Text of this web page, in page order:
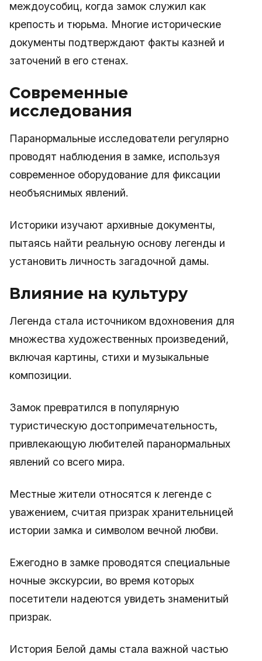
междоусобиц, когда замок служил как
крепость и тюрьма. Многие исторические
документы подтверждают факты казней и
заточений в его стенах.
Современные
исследования
Паранормальные исследователи регулярно
проводят наблюдения в замке, используя
современное оборудование для фиксации
необъяснимых явлений.
Историки изучают архивные документы,
пытаясь найти реальную основу легенды и
установить личность загадочной дамы.
Влияние на культуру
Легенда стала источником вдохновения для
множества художественных произведений,
включая картины, стихи и музыкальные
композиции.
Замок превратился в популярную
туристическую достопримечательность,
привлекающую любителей паранормальных
явлений со всего мира.
Местные жители относятся к легенде с
уважением, считая призрак хранительницей
истории замка и символом вечной любви.
Ежегодно в замке проводятся специальные
ночные экскурсии, во время которых
посетители надеются увидеть знаменитый
призрак.
История Белой дамы стала важной частью